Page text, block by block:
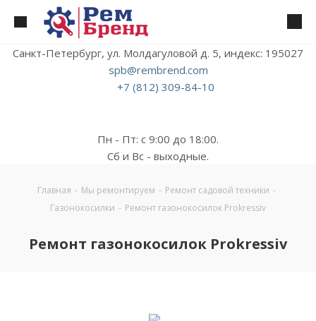
Санкт-Петербург, ул. Молдагуловой д. 5, индекс: 195027
spb@rembrend.com
+7 (812) 309-84-10
Пн - Пт: с 9:00 до 18:00.
Сб и Вс - выходные.
Главная - Мы ремонтируем - Ремонт садовой техники -
Газонокосилки - Ремонт газонокосилок Prokressiv
Ремонт газонокосилок Prokressiv